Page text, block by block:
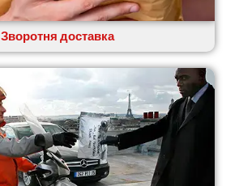
Зворотня доставка